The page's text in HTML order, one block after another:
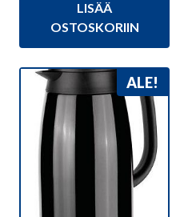
39,00 €.
37,90 €.
LISÄÄ
OSTOSKORIIN
ALE!